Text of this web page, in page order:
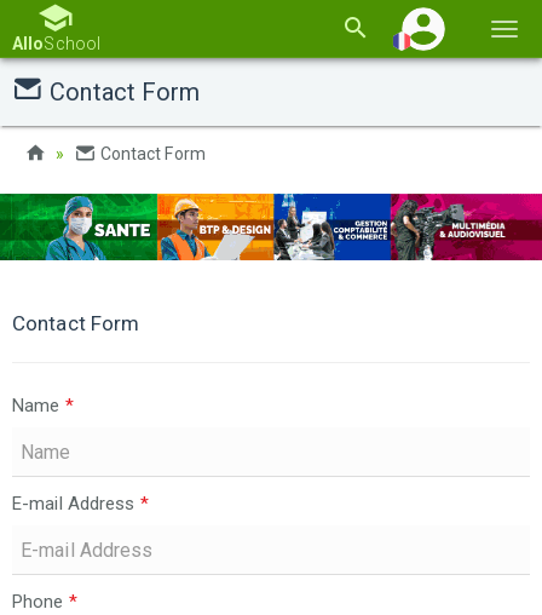
la
AlloSchool
Contact Form
Contact Form
Contact Form
Name *
E-mail Address *
Phone *